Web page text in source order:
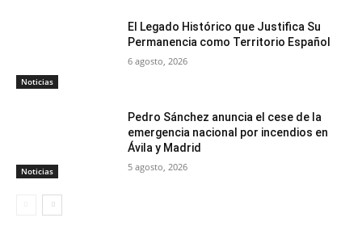
Noticias
El Legado Histórico que Justifica Su
Permanencia como Territorio Español
6 agosto, 2026
Noticias
Pedro Sánchez anuncia el cese de la
emergencia nacional por incendios en
Ávila y Madrid
5 agosto, 2026